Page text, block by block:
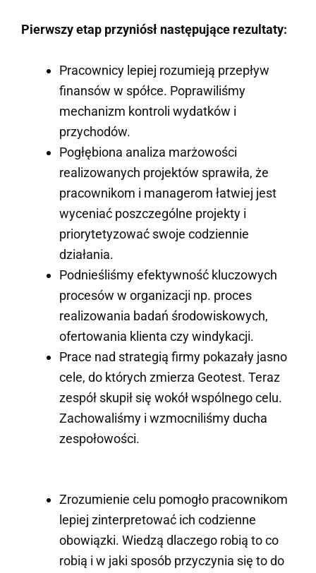
Pierwszy etap przyniósł następujące rezultaty:
Pracownicy lepiej rozumieją przepływ
finansów w spółce. Poprawiliśmy
mechanizm kontroli wydatków i
przychodów.
Pogłębiona analiza marżowości
realizowanych projektów sprawiła, że
pracownikom i managerom łatwiej jest
wyceniać poszczególne projekty i
priorytetyzować swoje codziennie
działania.
Podnieśliśmy efektywność kluczowych
procesów w organizacji np. proces
realizowania badań środowiskowych,
ofertowania klienta czy windykacji.
Prace nad strategią firmy pokazały jasno
cele, do których zmierza Geotest. Teraz
zespół skupił się wokół wspólnego celu.
Zachowaliśmy i wzmocniliśmy ducha
zespołowości.
Zrozumienie celu pomogło pracownikom
lepiej zinterpretować ich codzienne
obowiązki. Wiedzą dlaczego robią to co
robią i w jaki sposób przyczynia się to do